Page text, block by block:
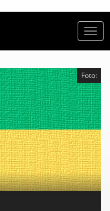
Foto: